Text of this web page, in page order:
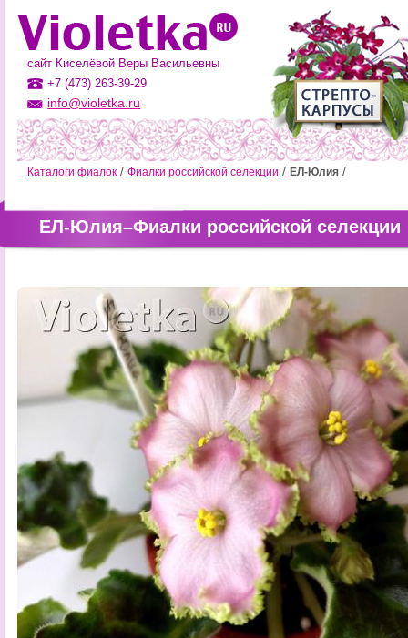
сайт Киселёвой Веры Васильевны
+7 (473) 263-39-29
info@violetka.ru
Каталоги фиалок Фиалки российской селекции ЕЛ-Юлия
ЕЛ-Юлия–Фиалки российской селекции